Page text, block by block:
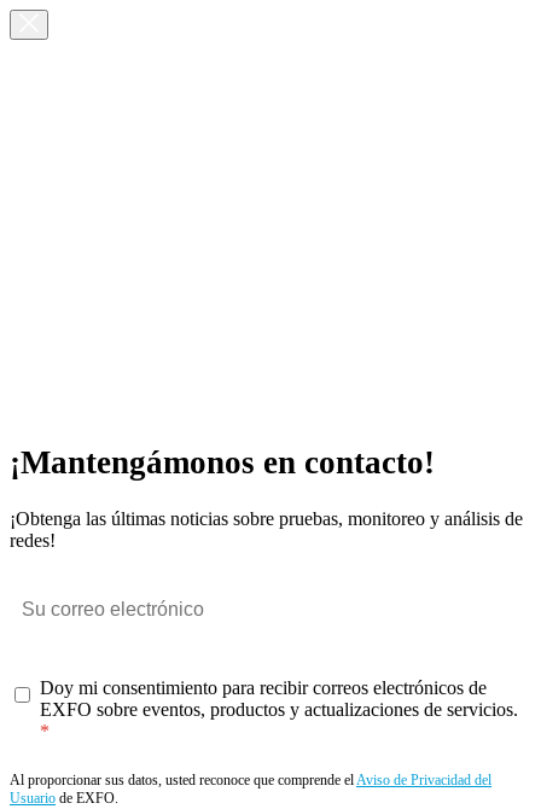
¡Mantengámonos en contacto!
¡Obtenga las últimas noticias sobre pruebas, monitoreo y análisis de
redes!
Doy mi consentimiento para recibir correos electrónicos de
EXFO sobre eventos, productos y actualizaciones de servicios.
Al proporcionar sus datos, usted reconoce que comprende elAviso de Privacidad del
Usuario de EXFO.